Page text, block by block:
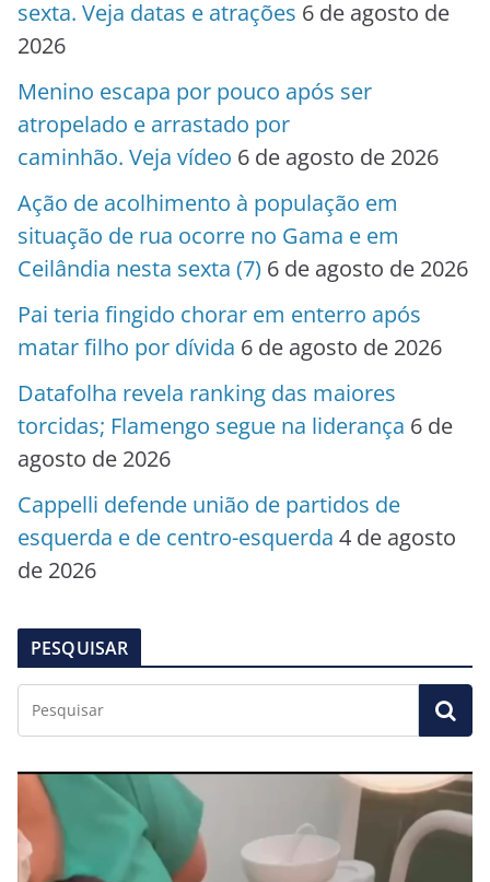
sexta. Veja datas e atrações 6 de agosto de
2026
Menino escapa por pouco após ser
atropelado e arrastado por
caminhão. Veja vídeo 6 de agosto de 2026
Ação de acolhimento à população em
situação de rua ocorre no Gama e em
Ceilândia nesta sexta (7) 6 de agosto de 2026
Pai teria fingido chorar em enterro após
matar filho por dívida 6 de agosto de 2026
Datafolha revela ranking das maiores
torcidas; Flamengo segue na liderança 6 de
agosto de 2026
Cappelli defende união de partidos de
esquerda e de centro-esquerda 4 de agosto
de 2026
PESQUISAR